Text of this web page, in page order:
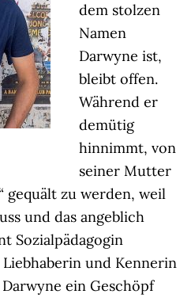
dem stolzen
Namen
Darwyne ist,
bleibt offen.
Während er
demütig
hinnimmt, von
seiner Mutter
gequält zu werden, weil
und das angeblich
Sozialpädagogin
und Kennerin
ein Geschöpf